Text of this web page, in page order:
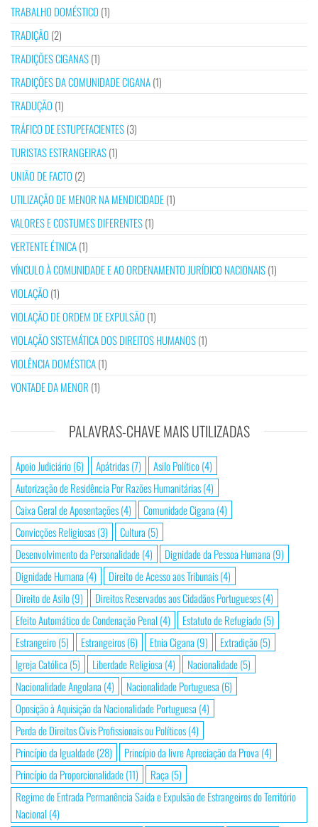
TRABALHO DOMÉSTICO (1)
TRADIÇÃO (2)
TRADIÇÕES CIGANAS(1)
TRADIÇÕES DA COMUNIDADE CIGANA(1)
TRADUÇÃO (1)
TRÁFICO DE ESTUPEFACIENTES(3)
TURISTAS ESTRANGEIRAS(1)
UNIÃO DE FACTO (2)
UTILIZAÇÃO DE MENOR NA MENDICIDADE(1)
VALORES E COSTUMES DIFERENTES(1)
VERTENTE ÉTNICA(1)
VÍNCULO À COMUNIDADE E AO ORDENAMENTO JURÍDICO NACIONAIS(1)
VIOLAÇÃO (1)
VIOLAÇÃO DE ORDEM DE EXPULSÃO (1)
VIOLAÇÃO SISTEMÁTICA DOS DIREITOS HUMANOS(1)
VIOLÊNCIA DOMÉSTICA(1)
VONTADE DA MENOR (1)
PALAVRAS-CHAVE MAIS UTILIZADAS
Apoio Judiciário(6) Apátridas(7) Asilo Político(4)
Autorização de Residência Por Razões Humanitárias(4)
Caixa Geral de Aposentações(4) Comunidade Cigana (4)
Convicções Religiosas(3) Cultura (5)
Desenvolvimento da Personalidade(4) Dignidade da Pessoa Humana (9)
Dignidade Humana (4) Direito de Acesso aos Tribunais(4)
Direito de Asilo(9) Direitos Reservados aos Cidadãos Portugueses(4)
Efeito Automático de Condenação Penal (4) Estatuto de Refugiado(5)
Estrangeiro(5) Estrangeiros(6) Etnia Cigana (9) Extradição(5)
Igreja Católica (5) Liberdade Religiosa (4) Nacionalidade(5)
Nacionalidade Angolana (4) Nacionalidade Portuguesa (6)
Oposição à Aquisição da Nacionalidade Portuguesa (4)
Perda de Direitos Civis Profissionais ou Políticos(4)
Princípio da Igualdade(28) Princípio da livre Apreciação da Prova (4)
Princípio da Proporcionalidade(11) Raça (5)
Regime de Entrada Permanência Saída e Expulsão de Estrangeiros do Território
Nacional (4)